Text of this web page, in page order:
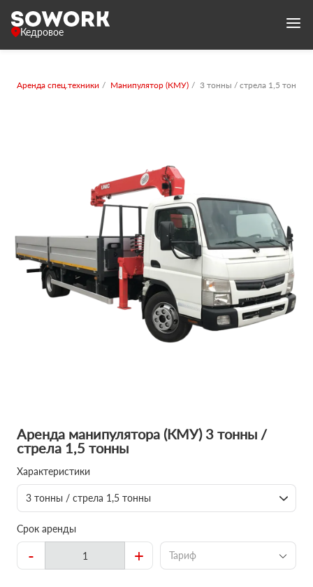
Кедровое
Аренда спец.техники Манипулятор (КМУ) 3 тонны / стрела 1,5 тонны
Аренда манипулятора (КМУ) 3 тонны /
стрела 1,5 тонны
Характеристики
3 тонны / стрела 1,5 тонны
Срок аренды
- + Тариф